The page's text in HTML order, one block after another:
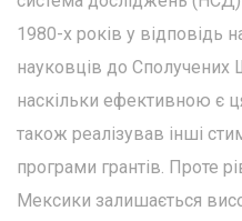
1980-х років у відповідь
науковців до Сполучених
наскільки ефективною є
також реалізував інші
програми грантів. Проте
Мексики залишається